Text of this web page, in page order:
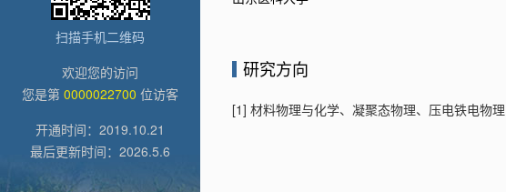
扫描手机二维码
欢迎您的访问
您是第 0000022700 位访客
开通时间： 2019.10.21
最后更新时间： 2026.5.6
研究方向
[1] 材料物理与化学、凝聚态物理、压电铁电物理